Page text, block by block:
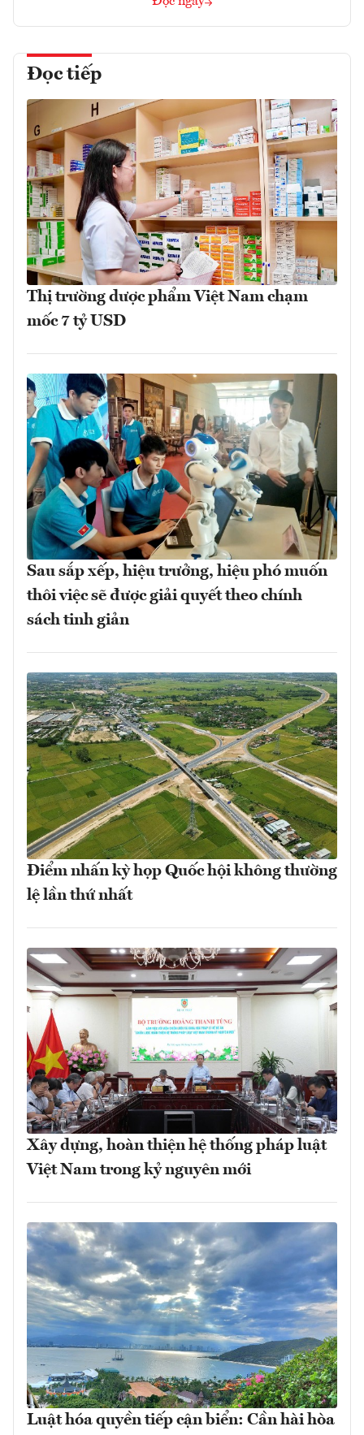
Đọc tiếp
Thị trường dược phẩm Việt Nam chạm
mốc 7 tỷ USD
Sau sắp xếp, hiệu trưởng, hiệu phó muốn
thôi việc sẽ được giải quyết theo chính
sách tinh giản
Điểm nhấn kỳ họp Quốc hội không thường
lệ lần thứ nhất
Xây dựng, hoàn thiện hệ thống pháp luật
Việt Nam trong kỷ nguyên mới
Luật hóa quyền tiếp cận biển: Cần hài hòa